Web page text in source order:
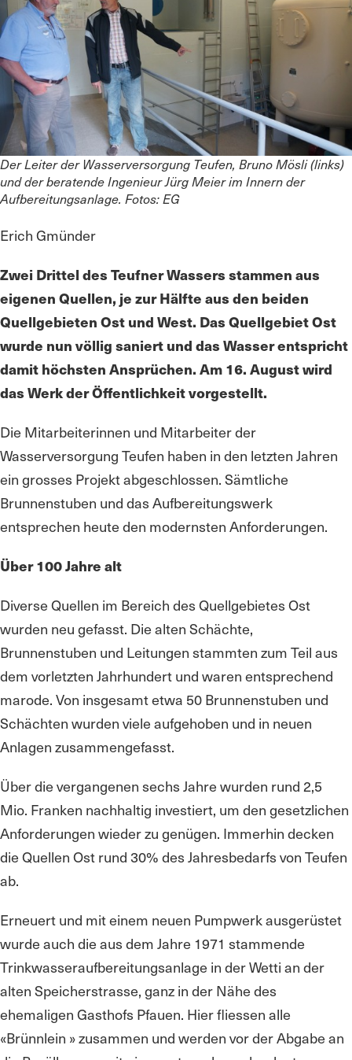
Der Leiter der Wasserversorgung Teufen, Bruno Mösli (links)
und der beratende Ingenieur Jürg Meier im Innern der
Aufbereitungsanlage. Fotos: EG
Erich Gmünder
Zwei Drittel des Teufner Wassers stammen aus
eigenen Quellen, je zur Hälfte aus den beiden
Quellgebieten Ost und West. Das Quellgebiet Ost
wurde nun völlig saniert und das Wasser entspricht
damit höchsten Ansprüchen. Am 16. August wird
das Werk der Öffentlichkeit vorgestellt.
Die Mitarbeiterinnen und Mitarbeiter der
Wasserversorgung Teufen haben in den letzten Jahren
ein grosses Projekt abgeschlossen. Sämtliche
Brunnenstuben und das Aufbereitungswerk
entsprechen heute den modernsten Anforderungen.
Über 100 Jahre alt
Diverse Quellen im Bereich des Quellgebietes Ost
wurden neu gefasst. Die alten Schächte,
Brunnenstuben und Leitungen stammten zum Teil aus
dem vorletzten Jahrhundert und waren entsprechend
marode. Von insgesamt etwa 50 Brunnenstuben und
Schächten wurden viele aufgehoben und in neuen
Anlagen zusammengefasst.
Über die vergangenen sechs Jahre wurden rund 2,5
Mio. Franken nachhaltig investiert, um den gesetzlichen
Anforderungen wieder zu genügen. Immerhin decken
die Quellen Ost rund 30% des Jahresbedarfs von Teufen
ab.
Erneuert und mit einem neuen Pumpwerk ausgerüstet
wurde auch die aus dem Jahre 1971 stammende
Trinkwasseraufbereitungsanlage in der Wetti an der
alten Speicherstrasse, ganz in der Nähe des
ehemaligen Gasthofs Pfauen. Hier fliessen alle
«Brünnlein » zusammen und werden vor der Abgabe an